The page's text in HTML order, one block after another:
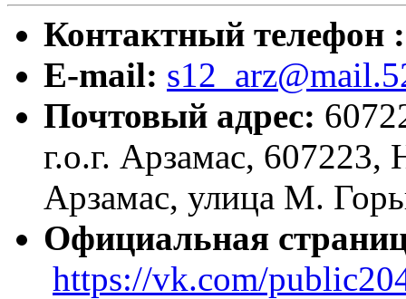
Контактный телефон
E-mail:
Почтовый адрес:
г.о.г. Арзамас, 607223,
Арзамас, улица М.
Официальная
https://vk.com/